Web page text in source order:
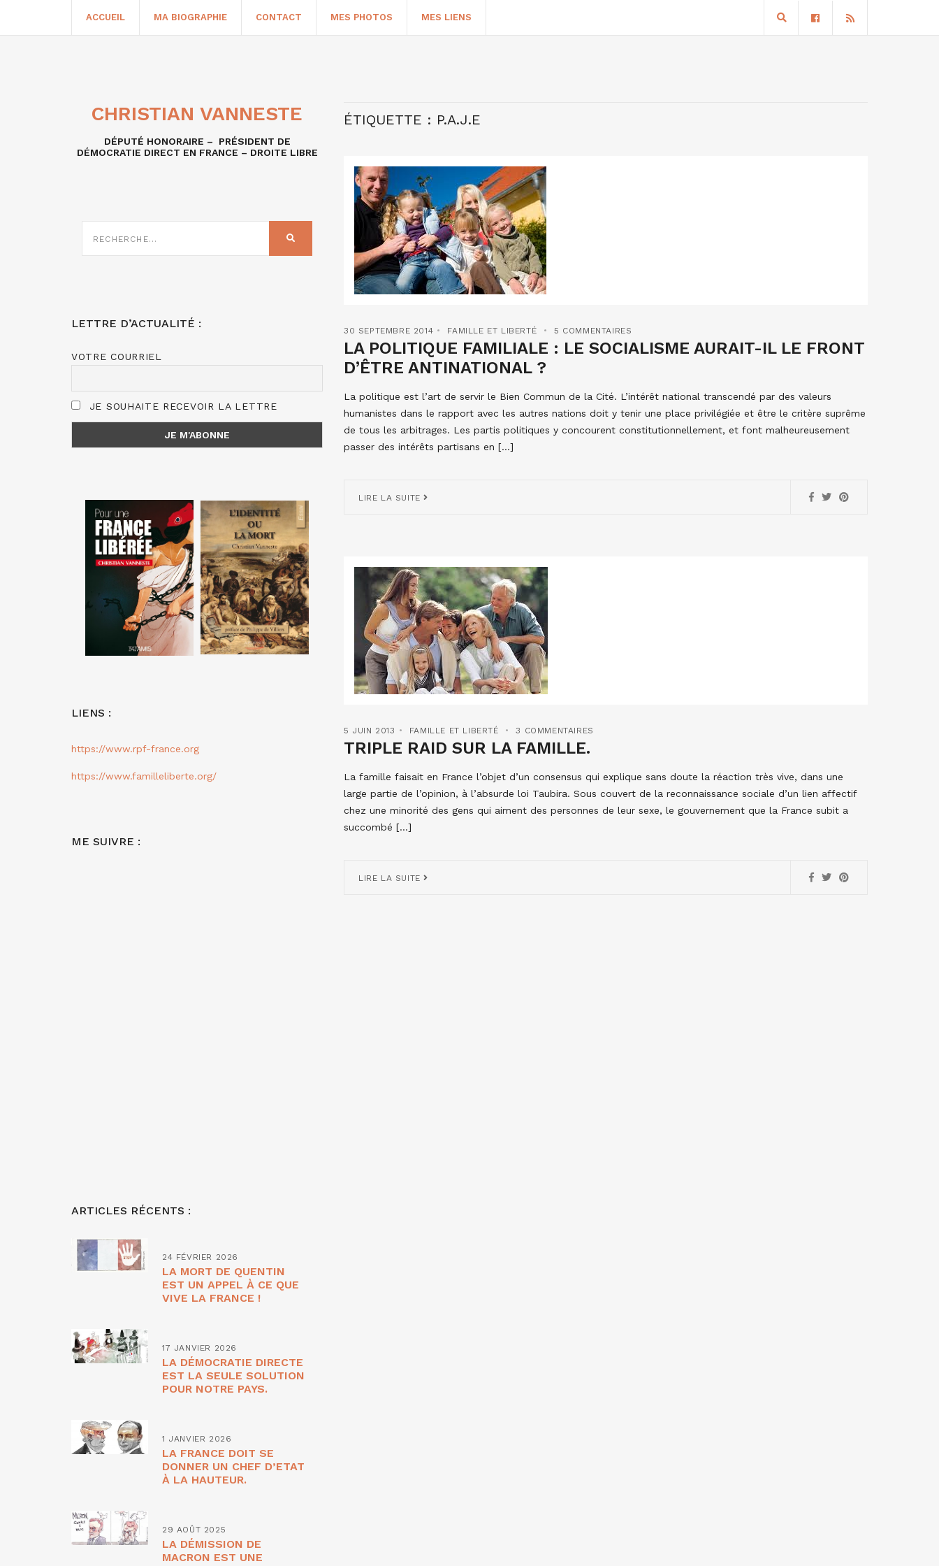
ACCUEIL MA BIOGRAPHIE CONTACT MES PHOTOS MES LIENS
ÉTIQUETTE : P.A.J.E
30 SEPTEMBRE 2014 FAMILLE ET LIBERTÉ 5 COMMENTAIRES
LA POLITIQUE FAMILIALE : LE SOCIALISME AURAIT-IL LE FRONT
D’ÊTRE ANTINATIONAL ?
La politique est l’art de servir le Bien Commun de la Cité. L’intérêt national transcendé par des valeurs
humanistes dans le rapport avec les autres nations doit y tenir une place privilégiée et être le critère suprême
de tous les arbitrages. Les partis politiques y concourent constitutionnellement, et font malheureusement
passer des intérêts partisans en […]
LIRE LA SUITE
5 JUIN 2013 FAMILLE ET LIBERTÉ 3 COMMENTAIRES
TRIPLE RAID SUR LA FAMILLE.
La famille faisait en France l’objet d’un consensus qui explique sans doute la réaction très vive, dans une
large partie de l’opinion, à l’absurde loi Taubira. Sous couvert de la reconnaissance sociale d’un lien affectif
chez une minorité des gens qui aiment des personnes de leur sexe, le gouvernement que la France subit a
succombé […]
LIRE LA SUITE
CHRISTIAN VANNESTE
DÉPUTÉ HONORAIRE – PRÉSIDENT DE
DÉMOCRATIE DIRECT EN FRANCE – DROITE LIBRE
SUR
LETTRE D’ACTUALITÉ :
VOTRE COURRIEL
JE SOUHAITE RECEVOIR LA LETTRE
LIENS :
https://www.rpf-france.org
https://www.familleliberte.org/
ME SUIVRE :
ARTICLES RÉCENTS :
24 FÉVRIER 2026
LA MORT DE QUENTIN
EST UN APPEL À CE QUE
VIVE LA FRANCE !
17 JANVIER 2026
LA DÉMOCRATIE DIRECTE
EST LA SEULE SOLUTION
POUR NOTRE PAYS.
1 JANVIER 2026
LA FRANCE DOIT SE
DONNER UN CHEF D’ETAT
À LA HAUTEUR.
29 AOÛT 2025
LA DÉMISSION DE
MACRON EST UNE